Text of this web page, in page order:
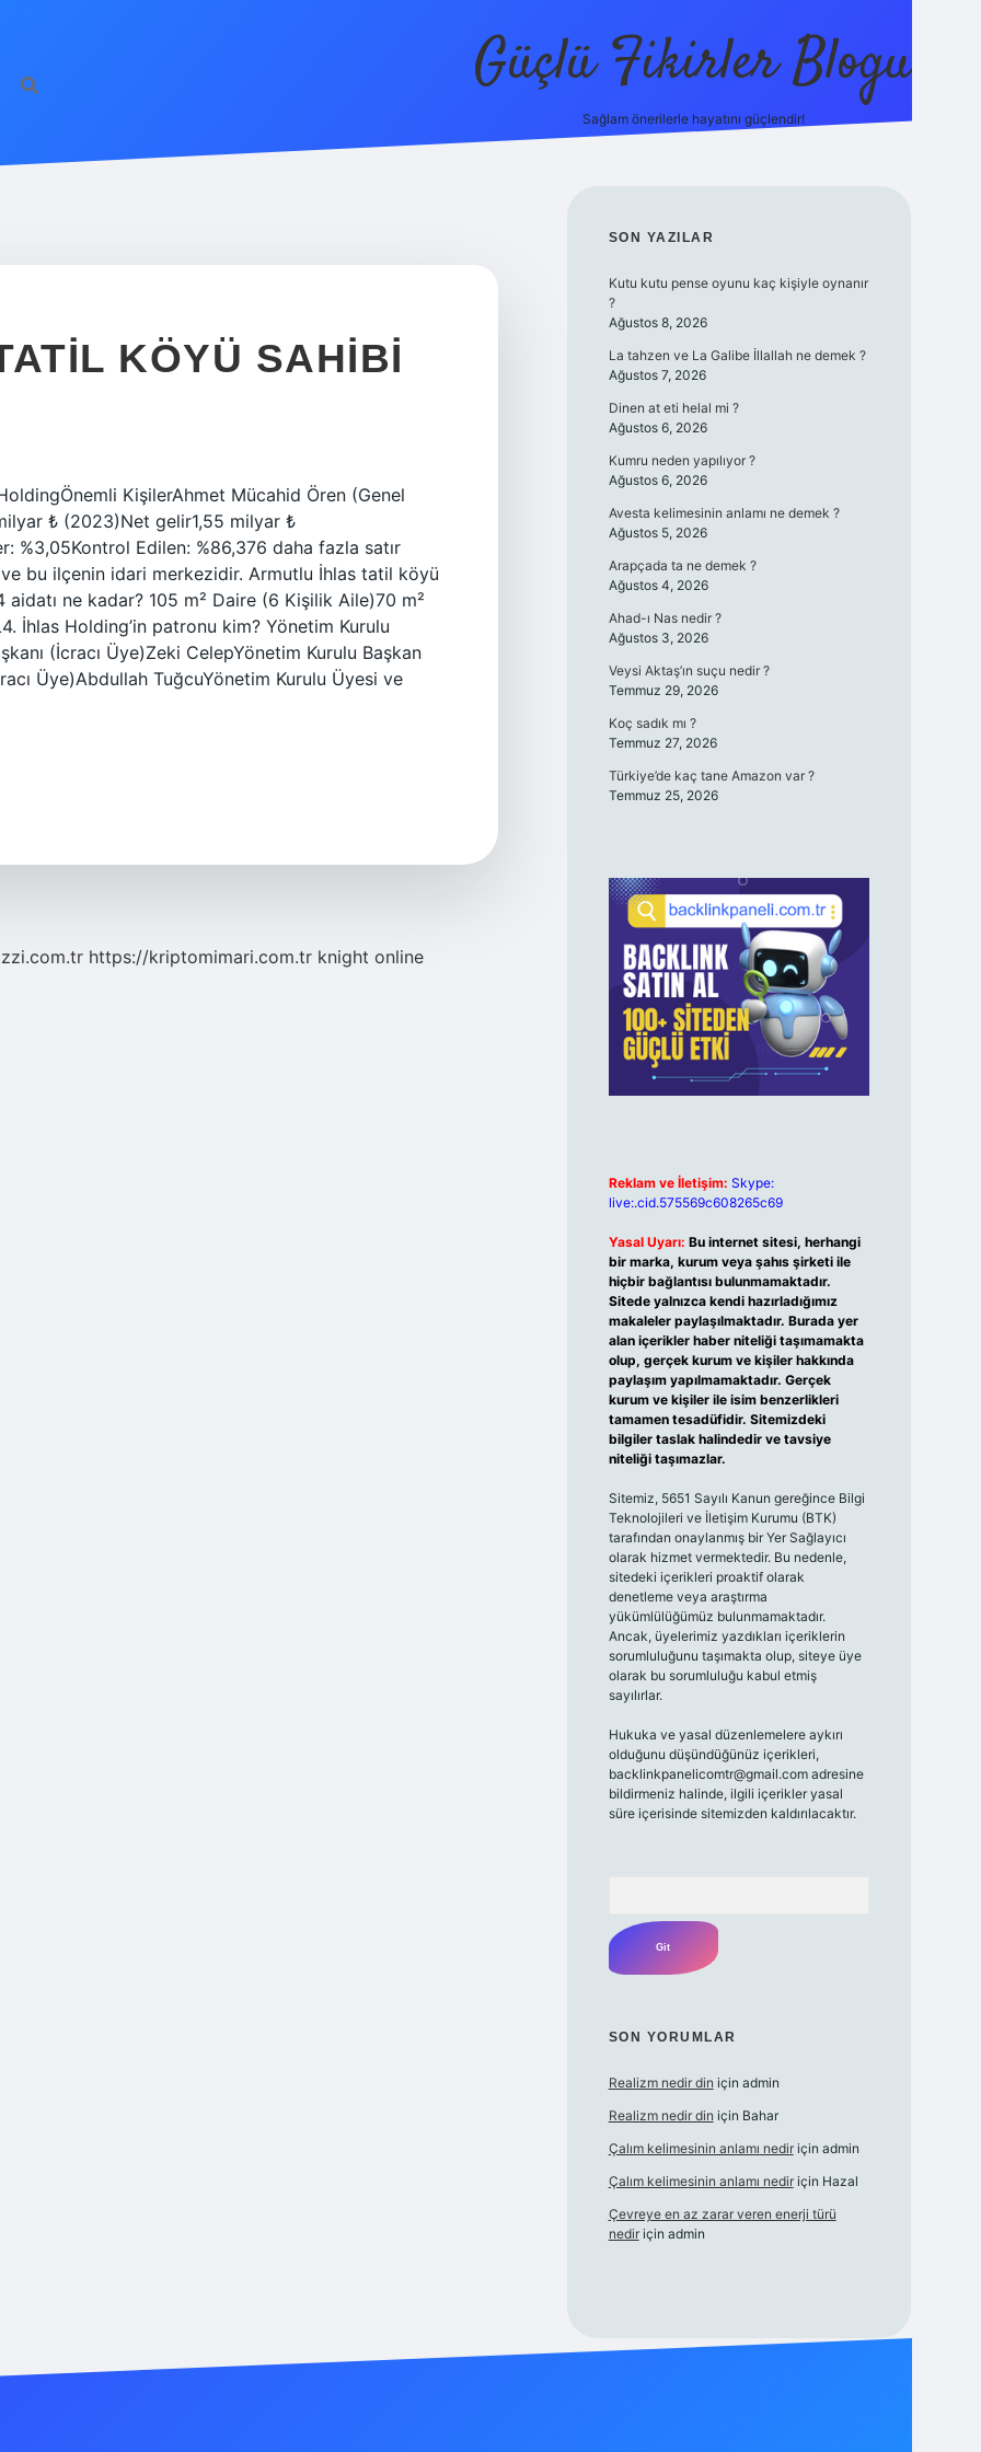
Güçlü Fikirler Blogu
Sağlam önerilerle hayatını güçlendir!
KÖYÜ SAHIBI
KişilerAhmet Mücahid Ören (Genel
₺ (2023)Net gelir1,55 milyar ₺
%3,05Kontrol Edilen: %86,376 daha fazla satır
bu ilçenin idari merkezidir. Armutlu İhlas tatil köyü
ne kadar? 105 m² Daire (6 Kişilik Aile)70 m²
İhlas Holding’in patronu kim? Yönetim Kurulu
(İcracı Üye)Zeki CelepYönetim Kurulu Başkan
Üye)Abdullah TuğcuYönetim Kurulu Üyesi ve
https://kriptomimari.com.tr knight online
SIDEBAR
SON YAZILAR
Kutu kutu pense oyunu kaç kişiyle oynanır
?
Ağustos 8, 2026
La tahzen ve La Galibe İllallah ne demek ?
Ağustos 7, 2026
Dinen at eti helal mi ?
Ağustos 6, 2026
Kumru neden yapılıyor ?
Ağustos 6, 2026
Avesta kelimesinin anlamı ne demek ?
Ağustos 5, 2026
Arapçada ta ne demek ?
Ağustos 4, 2026
Ahad-ı Nas nedir ?
Ağustos 3, 2026
Veysi Aktaş’ın suçu nedir ?
Temmuz 29, 2026
Koç sadık mı ?
Temmuz 27, 2026
Türkiye’de kaç tane Amazon var ?
Temmuz 25, 2026
Reklam ve İletişim: Skype:
live:.cid.575569c608265c69
Yasal Uyarı: Bu internet sitesi, herhangi
bir marka, kurum veya şahıs şirketi ile
hiçbir bağlantısı bulunmamaktadır.
Sitede yalnızca kendi hazırladığımız
makaleler paylaşılmaktadır. Burada yer
alan içerikler haber niteliği taşımamakta
olup, gerçek kurum ve kişiler hakkında
paylaşım yapılmamaktadır. Gerçek
kurum ve kişiler ile isim benzerlikleri
tamamen tesadüfidir. Sitemizdeki
bilgiler taslak halindedir ve tavsiye
niteliği taşımazlar.
Sitemiz, 5651 Sayılı Kanun gereğince Bilgi
Teknolojileri ve İletişim Kurumu (BTK)
tarafından onaylanmış bir Yer Sağlayıcı
olarak hizmet vermektedir. Bu nedenle,
sitedeki içerikleri proaktif olarak
denetleme veya araştırma
yükümlülüğümüz bulunmamaktadır.
Ancak, üyelerimiz yazdıkları içeriklerin
sorumluluğunu taşımakta olup, siteye üye
olarak bu sorumluluğu kabul etmiş
sayılırlar.
Hukuka ve yasal düzenlemelere aykırı
olduğunu düşündüğünüz içerikleri,
backlinkpanelicomtr@gmail.comadresine
bildirmeniz halinde, ilgili içerikler yasal
süre içerisinde sitemizden kaldırılacaktır.
SON YORUMLAR
Realizm nedir din için admin
Realizm nedir din için Bahar
Çalım kelimesinin anlamı nediriçin admin
Çalım kelimesinin anlamı nediriçin Hazal
Çevreye en az zarar veren enerji türü
nediriçin admin